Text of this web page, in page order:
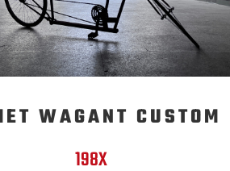
WAGANT CUSTOM
198X